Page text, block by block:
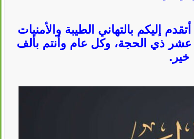
إليكم بالتهاني الطيبة والأمنيات
عشر ذي الحجة، وكل عام وأنتم بألف
خير.